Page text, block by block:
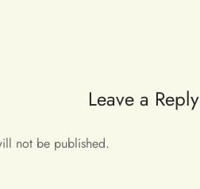
Leave a Reply
not be published.